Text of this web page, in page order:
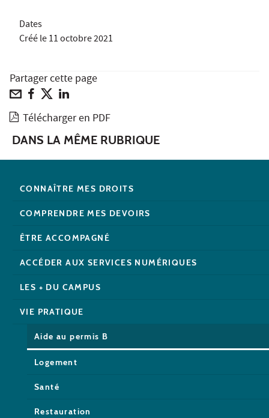
Dates
Créé le11 octobre 2021
Partager cette page
Télécharger en PDF
DANS LA MÊME RUBRIQUE
CONNAÎTRE MES DROITS
COMPRENDRE MES DEVOIRS
ÊTRE ACCOMPAGNÉ
ACCÉDER AUX SERVICES NUMÉRIQUES
LES + DU CAMPUS
VIE PRATIQUE
Aide au permis B
Logement
Santé
Restauration